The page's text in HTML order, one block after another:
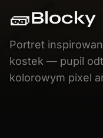
🧱Blocky
Portret
kostek — pupil
kolorowym pixel